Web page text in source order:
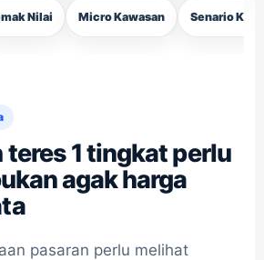
Nilai Micro Kawasan Senario Kes
teres 1 tingkat perlu
agak harga
pasaran perlu melihat